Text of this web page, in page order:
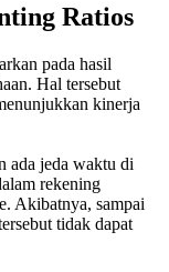
Ratios
pada hasil
Hal tersebut
kinerja
ada jeda waktu di
rekening
Akibatnya, sampai
tidak dapat